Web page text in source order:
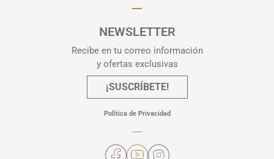
NEWSLETTER
Recibe en tu correo información
y ofertas exclusivas
¡SUSCRÍBETE!
Política de Privacidad